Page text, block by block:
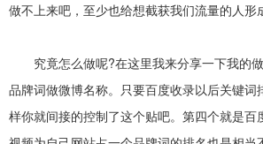
做不上来吧，至少也给想截获我们流量的人形
究竟怎么做呢?在这里我来分享一下我的做
品牌词做微博名称。只要百度收录以后关键
样你就间接的控制了这个贴吧。第四个就是